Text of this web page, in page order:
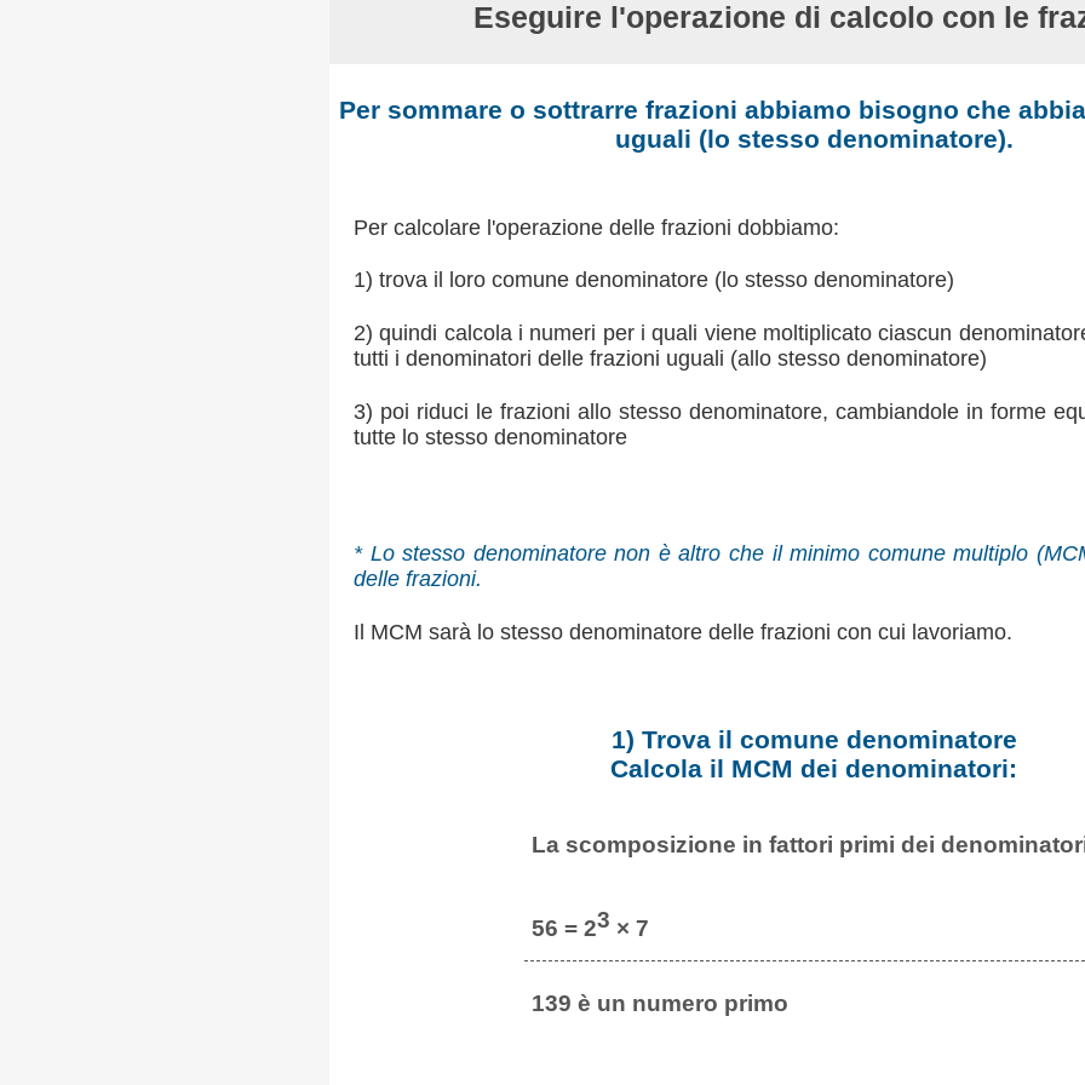
Eseguire l'operazione di calcolo con le
Per sommare o sottrarre frazioni abbiamo bisogno che
uguali (lo stesso denominatore).
Per calcolare l'operazione delle frazioni dobbiamo:
1) trova il loro comune denominatore (lo stesso denominatore)
2) quindi calcola i numeri per i quali viene moltiplicato ciascun
tutti i denominatori delle frazioni uguali (allo stesso denominatore)
3) poi riduci le frazioni allo stesso denominatore, cambiandole in forme
tutte lo stesso denominatore
* Lo stesso denominatore non è altro che il minimo comune multiplo
delle frazioni.
Il MCM sarà lo stesso denominatore delle frazioni con cui lavoriamo.
1) Trova il comune denominatore
Calcola il MCM dei denominatori:
La scomposizione in fattori primi dei
56 = 23 × 7
139 è un numero primo